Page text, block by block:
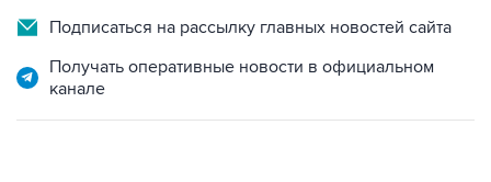
Подписаться на рассылку главных новостей сайта
Получать оперативные новости в официальном
канале